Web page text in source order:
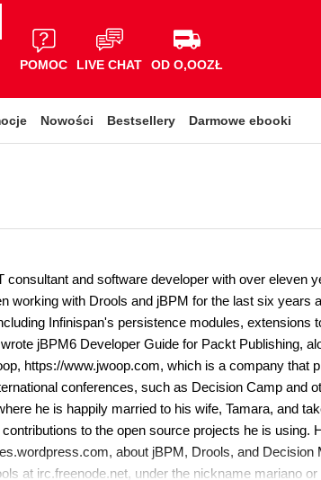
POMOC LIVE CHAT OD O,OOZŁ
Nowości Bestsellery Darmowe ebooki
consultant and software developer with over eleven
working with Drools and jBPM for the last six years
Infinispan's persistence modules, extensions
jBPM6 Developer Guide for Packt Publishing,
https://www.jwoop.com, which is a company that
conferences, such as Decision Camp and
he is happily married to his wife, Tamara, and
to the open source projects he is using.
about jBPM, Drools, and Decision
at irc.freenode.net, under the nickname mariano or